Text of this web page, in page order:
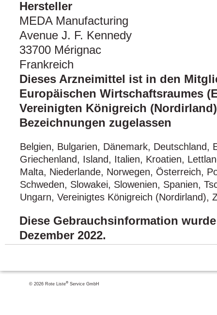
Hersteller
MEDA Manufacturing
Avenue J. F. Kennedy
33700 Mérignac
Frankreich
Dieses Arzneimittel ist in den
Europäischen Wirtschaftsraumes
Vereinigten Königreich
Bezeichnungen zugelassen
Belgien, Bulgarien, Dänemark, Deutschland,
Griechenland, Island, Italien, Kroatien,
Malta, Niederlande, Norwegen, Österreich,
Schweden, Slowakei, Slowenien, Spanien,
Ungarn, Vereinigtes Königreich (Nordirland),
Diese Gebrauchsinformation
Dezember 2022.
© 2026 Rote Liste® Service GmbH